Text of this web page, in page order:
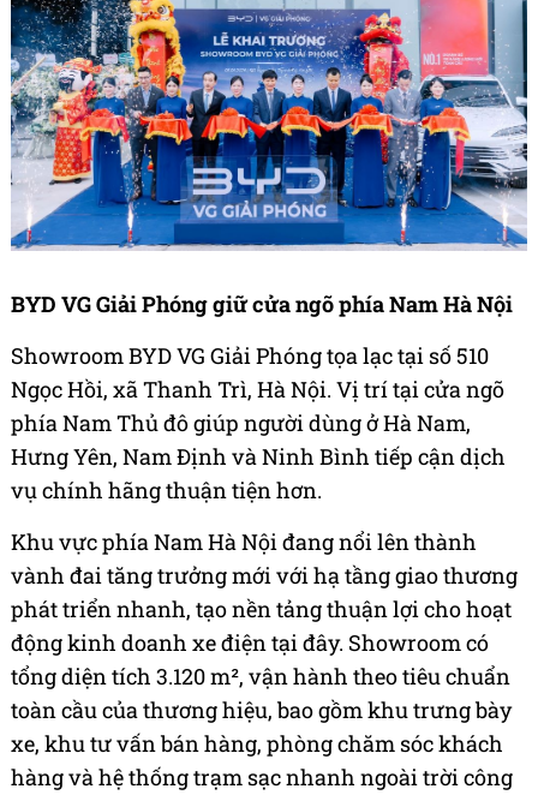
BYD VG Giải Phóng giữ cửa ngõ phía Nam Hà Nội
Showroom BYD VG Giải Phóng tọa lạc tại số 510
Ngọc Hồi, xã Thanh Trì, Hà Nội. Vị trí tại cửa ngõ
phía Nam Thủ đô giúp người dùng ở Hà Nam,
Hưng Yên, Nam Định và Ninh Bình tiếp cận dịch
vụ chính hãng thuận tiện hơn.
Khu vực phía Nam Hà Nội đang nổi lên thành
vành đai tăng trưởng mới với hạ tầng giao thương
phát triển nhanh, tạo nền tảng thuận lợi cho hoạt
động kinh doanh xe điện tại đây. Showroom có
tổng diện tích 3.120 m², vận hành theo tiêu chuẩn
toàn cầu của thương hiệu, bao gồm khu trưng bày
xe, khu tư vấn bán hàng, phòng chăm sóc khách
hàng và hệ thống trạm sạc nhanh ngoài trời công